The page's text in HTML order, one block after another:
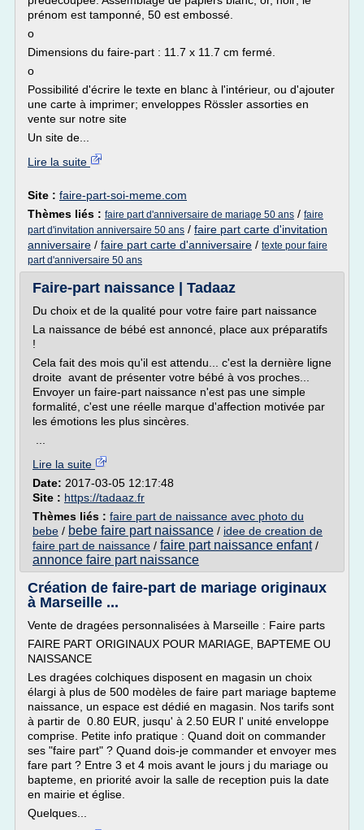
prénom est tamponné, 50 est embossé.
o
Dimensions du faire-part : 11.7 x 11.7 cm fermé.
o
Possibilité d'écrire le texte en blanc à l'intérieur, ou d'ajouter
une carte à imprimer; enveloppes Rössler assorties en
vente sur notre site
Un site de...
Lire la suite
Site : faire-part-soi-meme.com
Thèmes liés : faire part d'anniversaire de mariage 50 ans / faire
part d'invitation anniversaire 50 ans / faire part carte d'invitation
anniversaire / faire part carte d'anniversaire / texte pour faire
part d'anniversaire 50 ans
Faire-part naissance | Tadaaz
Du choix et de la qualité pour votre faire part naissance
La naissance de bébé est annoncé, place aux préparatifs
!
Cela fait des mois qu'il est attendu... c'est la dernière ligne
droite avant de présenter votre bébé à vos proches...
Envoyer un faire-part naissance n'est pas une simple
formalité, c'est une réelle marque d'affection motivée par
les émotions les plus sincères.
Lire la suite
Date: 2017-03-05 12:17:48
Site : https://tadaaz.fr
Thèmes liés : faire part de naissance avec photo du
bebe / bebe faire part naissance / idee de creation de
faire part de naissance / faire part naissance enfant/
annonce faire part naissance
Création de faire-part de mariage originaux
à Marseille ...
Vente de dragées personnalisées à Marseille : Faire parts
FAIRE PART ORIGINAUX POUR MARIAGE, BAPTEME OU
NAISSANCE
Les dragées colchiques disposent en magasin un choix
élargi à plus de 500 modèles de faire part mariage bapteme
naissance, un espace est dédié en magasin. Nos tarifs sont
à partir de 0.80 EUR, jusqu' à 2.50 EUR l' unité enveloppe
comprise. Petite info pratique : Quand doit on commander
ses "faire part" ? Quand dois-je commander et envoyer mes
fare part ? Entre 3 et 4 mois avant le jours j du mariage ou
bapteme, en priorité avoir la salle de reception puis la date
en mairie et église.
Quelques...